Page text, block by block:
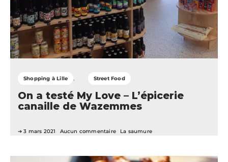
Shopping à Lille Street Food
On a testé My Love – L’épicerie
canaille de Wazemmes
3 mars 2021 Aucun commentaire La saumure